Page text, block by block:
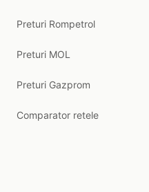
Preturi Rompetrol
Preturi MOL
Preturi Gazprom
Comparator retele